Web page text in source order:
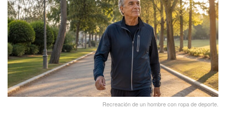
Recreación de un hombre con ropa de deporte.